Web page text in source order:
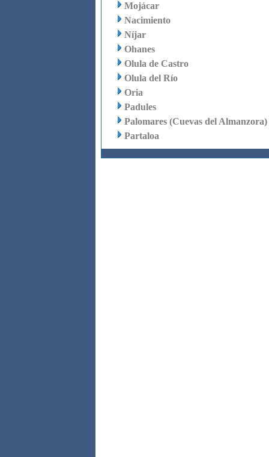
Mojácar
Nacimiento
Níjar
Ohanes
Olula de Castro
Olula del Río
Oria
Padules
Palomares (Cuevas del Almanzora)
Partaloa